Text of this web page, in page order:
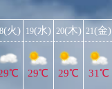
(火) 19(水)
29℃
20(木)
29℃
21(金)
31℃